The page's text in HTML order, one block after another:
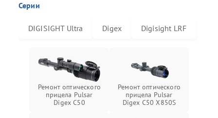
Серии
DIGISIGHT Ultra Digex Digisight LRF
Ремонт оптического
прицела Pulsar
Digex C50
Ремонт оптического
прицела Pulsar
Digex C50 X850S